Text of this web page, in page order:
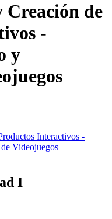
Creación de
-
y
Interactivos -
Videojuegos
I